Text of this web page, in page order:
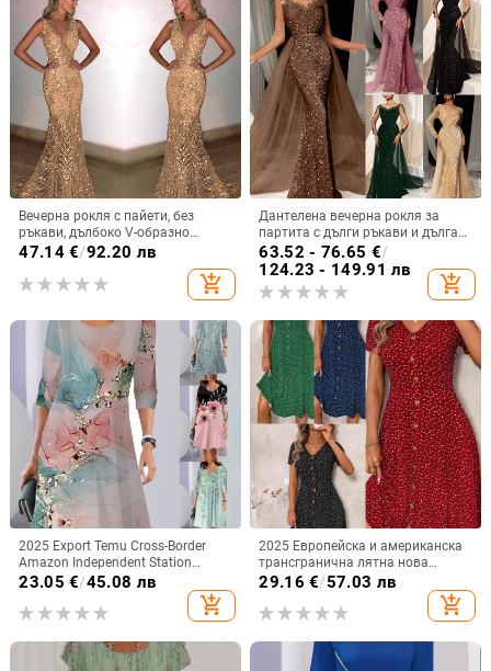
Вечерна рокля с пайети, без
ръкави, дълбоко V-образно
деколте, силует русалка,
47.14€/92.20 лв
add_shopping_cart
Дантелена вечерна рокля за
партита с дълги ръкави и дълга
пола, дълбоко V-образно деколте,
полиестер-еластанова материя
63.52 - 76.65 €/
124.23 - 149.91 лв
add_shopping_cart
2025 Export Temu Cross-Border
Amazon Independent Station
Пролетна и есенна модна рокля с
дълъг ръкав и кръгло деколте с
щампа
23.05 €/45.08 лв
add_shopping_cart
2025 Европейска и американска
трансгранична лятна нова
модна дамска рокля на точки,
закопчано с къс ръкав на точки
29.16 €/57.03 лв
add_shopping_cart